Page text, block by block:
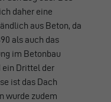
daher eine
aus Beton, da
als auch das
im Betonbau
ein Drittel der
ist das Dach
wurde zudem